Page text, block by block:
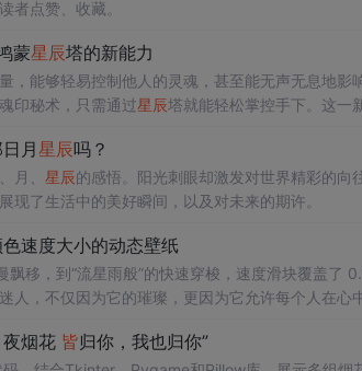
者点赞、收藏。
蒙星辰塔的新能力
，能够轻易控制他人的灵魂，甚至能无声无息地
印秘术，只需通过星辰塔就能轻松掌控手下。这一
月星辰吗？
月、 星辰的感悟。阳光刺眼却激发对世界精彩的向
现了生活中的美好瞬间，以及对未来的期许。
速度大小的动态壁纸
移，到“流星雨般”的快速穿梭，速度滑块覆盖了
人，不仅因为它的璀璨，更因为它允许每个人在
冽的冰蓝色、温暖的琥珀色，甚至让不同区域呈现
烟花 皆归你，我也归你”